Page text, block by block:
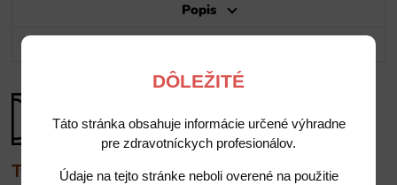
DÔLEŽITÉ
Táto stránka obsahuje informácie určené výhradne
pre zdravotníckych profesionálov.
Údaje na tejto stránke neboli overené na použitie
Popis
Tvrdokovové nástroje BUSCH